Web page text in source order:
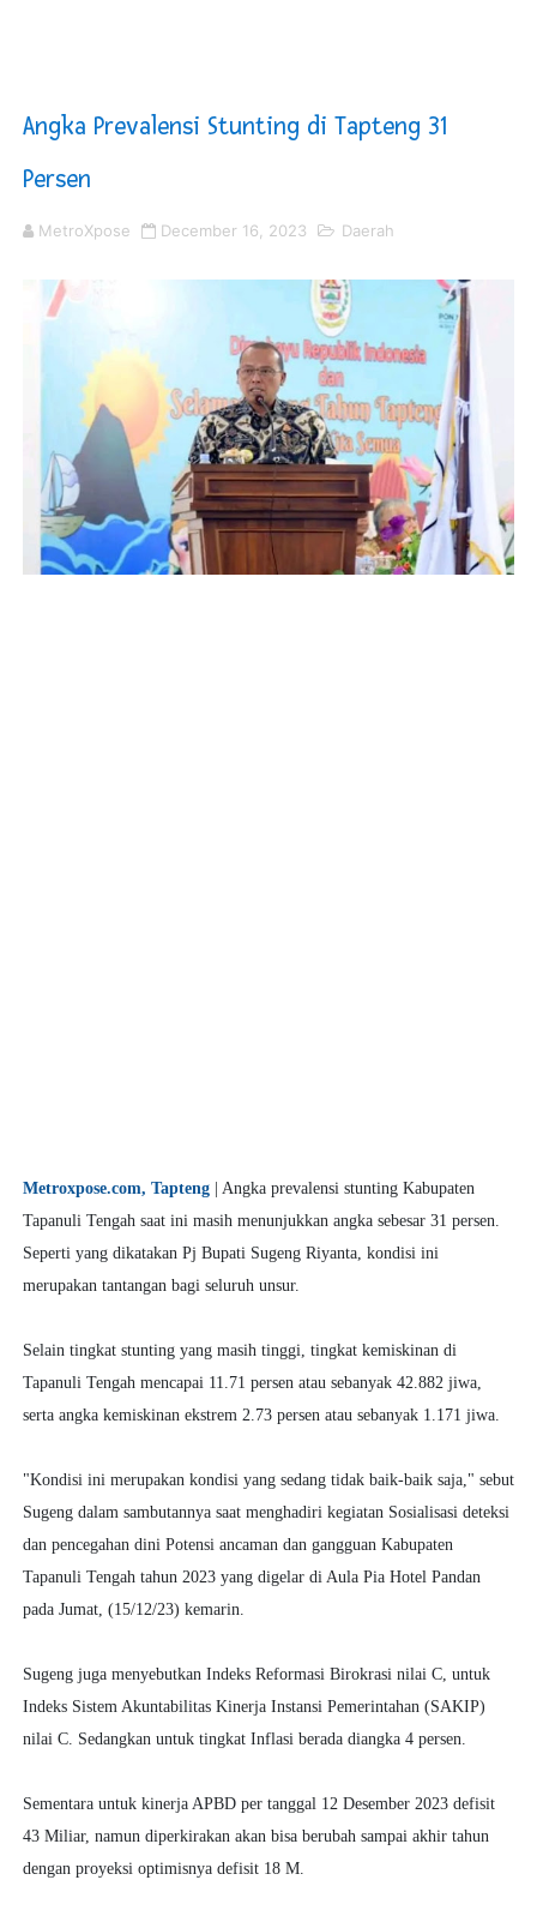
Kurve Kecamatan Medan Tembung Antisipasi Banjir
Optimalkan Efisiensi Anggaran, Bupati Taput JTP
PT ASDP Cabang Ambon Siap Dukung Program Bank
Angka Prevalensi Stunting di Tapteng 31
Persen
MetroXpose December 16, 2023 Daerah
Metroxpose.com, Tapteng| Angka prevalensi stunting Kabupaten
Tapanuli Tengah saat ini masih menunjukkan angka sebesar 31 persen.
Seperti yang dikatakan Pj Bupati Sugeng Riyanta, kondisi ini
merupakan tantangan bagi seluruh unsur.
Selain tingkat stunting yang masih tinggi, tingkat kemiskinan di
Tapanuli Tengah mencapai 11.71 persen atau sebanyak 42.882 jiwa,
serta angka kemiskinan ekstrem 2.73 persen atau sebanyak 1.171 jiwa.
"Kondisi ini merupakan kondisi yang sedang tidak baik-baik saja," sebut
Sugeng dalam sambutannya saat menghadiri kegiatan Sosialisasi deteksi
dan pencegahan dini Potensi ancaman dan gangguan Kabupaten
Tapanuli Tengah tahun 2023 yang digelar di Aula Pia Hotel Pandan
pada Jumat, (15/12/23) kemarin.
Sugeng juga menyebutkan Indeks Reformasi Birokrasi nilai C, untuk
Indeks Sistem Akuntabilitas Kinerja Instansi Pemerintahan (SAKIP)
nilai C. Sedangkan untuk tingkat Inflasi berada diangka 4 persen.
Sementara untuk kinerja APBD per tanggal 12 Desember 2023 defisit
43 Miliar, namun diperkirakan akan bisa berubah sampai akhir tahun
dengan proyeksi optimisnya defisit 18 M.